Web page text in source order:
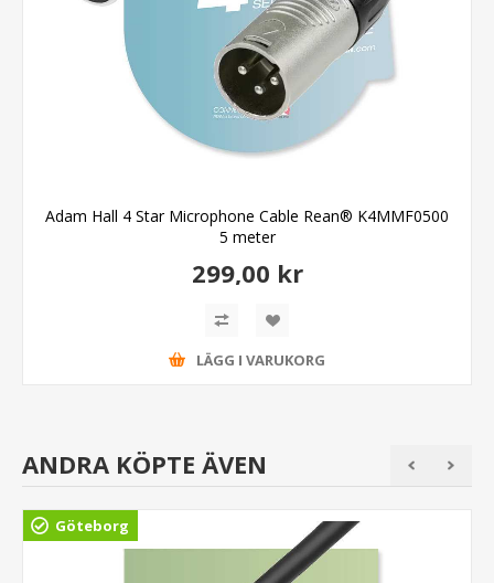
Adam Hall 4 Star Microphone Cable Rean® K4MMF0500
5 meter
299,00 kr
LÄGG I VARUKORG
ANDRA KÖPTE ÄVEN
Göteborg